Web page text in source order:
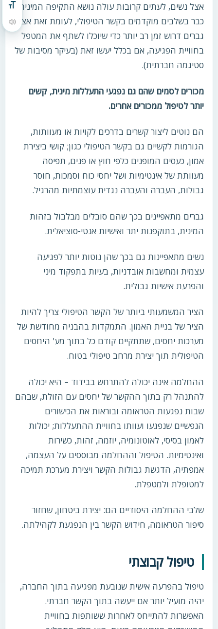
מתג גודל גופן
הקראת תוכן העמוד
אצל נשים, לעתים קרובות עולה נושא התקיפה המינית
כבר בשלבים מוקדמים בקשר הטיפולי, לעומת זאת אצל
גברים דרוש זמן רב יותר כדי שיוכלו לשתף את המטפל
בחוויית הפגיעה, אם בכלל יעשו זאת (בעיקר מסיבות של
סטיגמה חברתית).
מכורים לסמים שהם גם נפגעי התעללות מינית, קשים
יותר לטיפול ממכורים אחרים.
הם נוטים ליצור קשרים בדרכים לקויות או מעוותות,
הגורמות לקשיים גם בקשר הטיפולי כגון; קושי ביצירת
אמון, כעסים המופנים כלפי חוץ או פנים, תפיסה
מעוותת של אינטימיות ושל יחסי כוח וסמכות, חוסר
גבולות, העברה והעברה נגדית עוצמתיות מהרגיל.
גברים מתאפיינים בכך שהם סובלים מבלבול בזהות
המינית, בתוקפנות יתר ואישיות אנטי-סוציאלית.
נשים מתאפיינות גם בכך שהן נוטות יותר לפגיעה
עצמית ומחשבות אובדניות, בעיות בתפקוד מיני
והפרעת אישיות גבולית.
הציר המשמעותי ביותר של הקשר הטיפולי צריך להיות
הציר של בניית האמון. התמקדות בהבניה מחודשת של
מערכות יחסים, שתתקיים קודם כל בתוך מע' היחסים
הטיפולית תוך יצירת מרחב טיפולי בטוח.
ההחלמה אינה יכולה להתרחש בבידוד – היא יכולה
להתנהל רק בתוך ההקשר של יחסים עם הזולת, שבהם
שבות נפגעות הטראומה ובוראות את הכישורים
הנפשיים שנפגעו ועוותו בחוויית ההתעללות; יכולות
לאמון בסיסי, לאוטונומיה, יוזמה, זהות, כשירות
ואינטימיות. הטיפול וההחלמה מבוססים על העצמה,
אמפתיה, הדגשת גבולות הקשר ויצירת מערכת תמיכה
למטופלת ולמטפלת.
שלבי ההחלמה היסודיים הם: יצירת ביטחון, שחזור
סיפור הטראומה, חידוש הקשר בין הנפגעת לקהילתה.
טיפול קבוצתי
טיפול בהפרעה אישית שנובעת מפגיעה בתוך החברה,
יהיה מועיל יותר אם ייעשה בתוך הקשר חברתי.
האפשרות להתייחס לאחרות ששותפות בחוויית